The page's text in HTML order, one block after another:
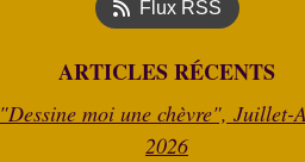
Flux RSS
ARTICLES RÉCENTS
"Dessine moi une chèvre", Juillet-
2026